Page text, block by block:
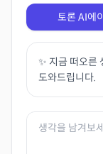
토론 AI에
✨ 지금 떠오른
도와드립니다.